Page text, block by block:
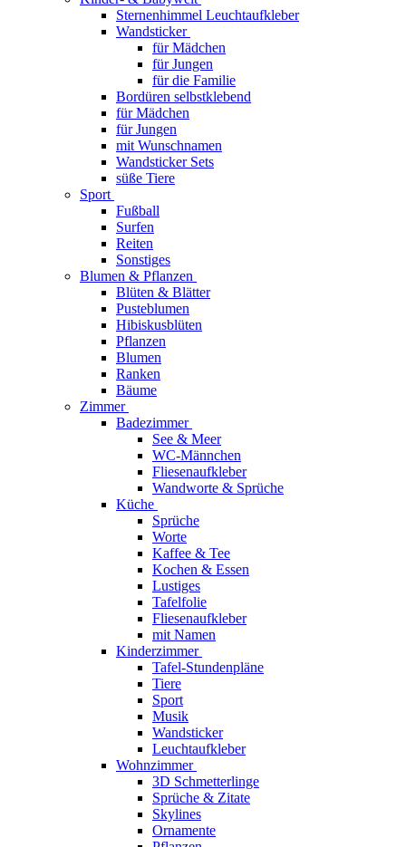
Sternenhimmel Leuchtaufkleber
Wandsticker
für Mädchen
für Jungen
für die Familie
Bordüren selbstklebend
für Mädchen
für Jungen
mit Wunschnamen
Wandsticker Sets
süße Tiere
Sport
Fußball
Surfen
Reiten
Sonstiges
Blumen & Pflanzen
Blüten & Blätter
Pusteblumen
Hibiskusblüten
Pflanzen
Blumen
Ranken
Bäume
Zimmer
Badezimmer
See & Meer
WC-Männchen
Fliesenaufkleber
Wandworte & Sprüche
Küche
Sprüche
Worte
Kaffee & Tee
Kochen & Essen
Lustiges
Tafelfolie
Fliesenaufkleber
mit Namen
Kinderzimmer
Tafel-Stundenpläne
Tiere
Sport
Musik
Wandsticker
Leuchtaufkleber
Wohnzimmer
3D Schmetterlinge
Sprüche & Zitate
Skylines
Ornamente